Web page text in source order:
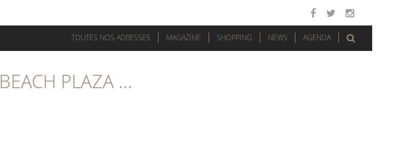
TOUTES NOS ADRESSES MAGAZINE SHOPPING NEWS AGENDA
BEACH PLAZA ...